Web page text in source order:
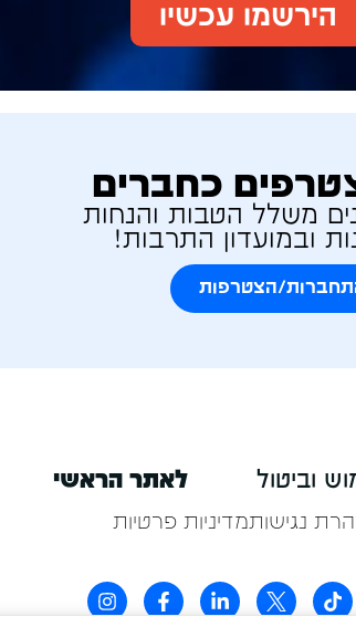
הירשמו עכשיו
כחברים
משלל הטבות והנחות
ובמועדון התרבות!
הצטרפות
וביטול לאתר הראשי
נגישותמדיניות פרטיות